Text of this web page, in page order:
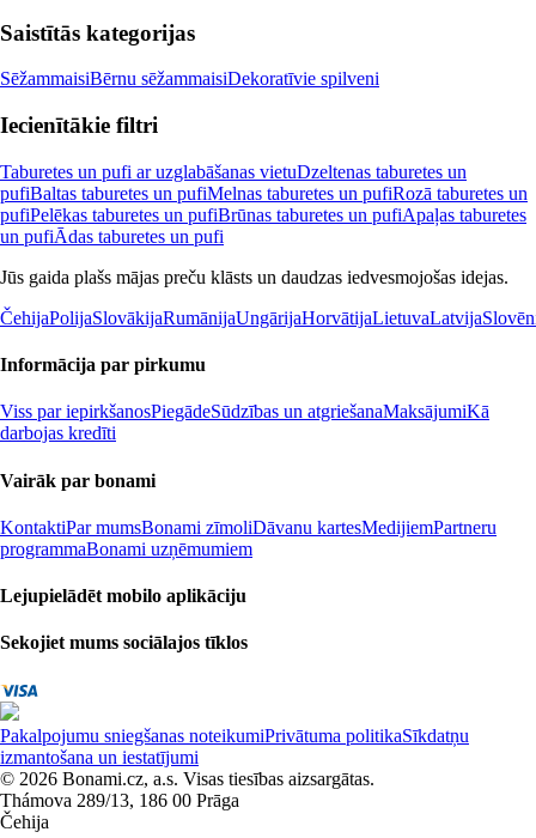
Saistītās kategorijas
SēžammaisiBērnu sēžammaisiDekoratīvie spilveni
Iecienītākie filtri
Taburetes un pufi ar uzglabāšanas vietuDzeltenas taburetes un
pufiBaltas taburetes un pufiMelnas taburetes un pufiRozā taburetes un
pufiPelēkas taburetes un pufiBrūnas taburetes un pufiApaļas taburetes
un pufiĀdas taburetes un pufi
Jūs gaida plašs mājas preču klāsts un daudzas iedvesmojošas idejas.
ČehijaPolijaSlovākijaRumānijaUngārijaHorvātijaLietuvaLatvija
Informācija par pirkumu
Viss par iepirkšanosPiegādeSūdzības un atgriešanaMaksājumiKā
darbojas kredīti
Vairāk par bonami
KontaktiPar mumsBonami zīmoliDāvanu kartesMedijiemPartneru
programmaBonami uzņēmumiem
Lejupielādēt mobilo aplikāciju
Sekojiet mums sociālajos tīklos
Pakalpojumu sniegšanas noteikumiPrivātuma politikaSīkdatņu
izmantošana un iestatījumi
© 2026 Bonami.cz, a.s. Visas tiesības aizsargātas.
Thámova 289/13, 186 00 Prāga
Čehija